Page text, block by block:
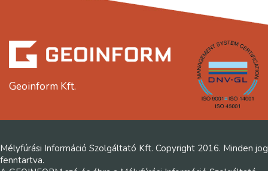
Geoinform Kft.
Mélyfúrási Információ Szolgáltató Kft. Copyright 2016. Minden jog
fenntartva.